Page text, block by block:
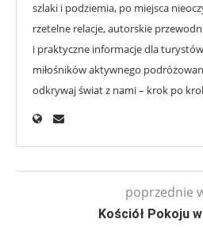
szlaki i podziemia, po miejsca
rzetelne relacje, autorskie
i praktyczne informacje dla
miłośników aktywnego
odkrywaj świat z nami – krok po
poprzednie
Kościół Pokoju